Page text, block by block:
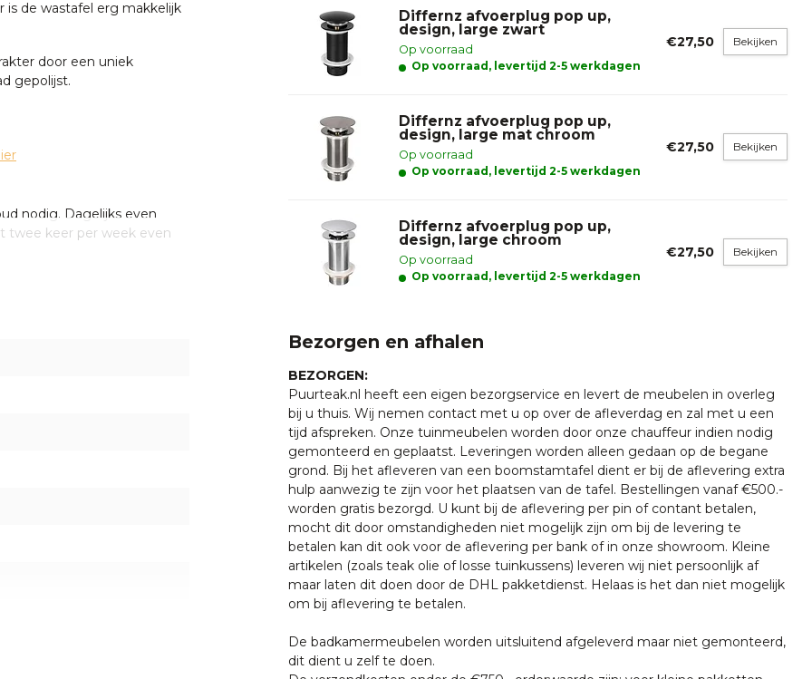
is de wastafel erg makkelijk
door een uniek
gepolijst.
nodig. Dagelijks even
twee keer per week even
een externe pakketdienst.
wordt dit door
een van onze
Differnz afvoerplug pop up,
design, large zwart
Op voorraad
Op voorraad, levertijd 2-5 werkdagen
€27,50 Bekijken
Differnz afvoerplug pop up,
design, large mat chroom
Op voorraad
Op voorraad, levertijd 2-5 werkdagen
€27,50 Bekijken
Differnz afvoerplug pop up,
design, large chroom
Op voorraad
Op voorraad, levertijd 2-5 werkdagen
€27,50 Bekijken
Bezorgen en afhalen
BEZORGEN:
Puurteak.nl heeft een eigen bezorgservice en levert de meubelen in overleg
bij u thuis. Wij nemen contact met u op over de afleverdag en zal met u een
tijd afspreken. Onze tuinmeubelen worden door onze chauffeur indien nodig
gemonteerd en geplaatst. Leveringen worden alleen gedaan op de begane
grond. Bij het afleveren van een boomstamtafel dient er bij de aflevering extra
hulp aanwezig te zijn voor het plaatsen van de tafel. Bestellingen vanaf €500.-
worden gratis bezorgd. U kunt bij de aflevering per pin of contant betalen,
mocht dit door omstandigheden niet mogelijk zijn om bij de levering te
betalen kan dit ook voor de aflevering per bank of in onze showroom. Kleine
artikelen (zoals teak olie of losse tuinkussens) leveren wij niet persoonlijk af
maar laten dit doen door de DHL pakketdienst. Helaas is het dan niet mogelijk
om bij aflevering te betalen.
De badkamermeubelen worden uitsluitend afgeleverd maar niet gemonteerd,
dit dient u zelf te doen.